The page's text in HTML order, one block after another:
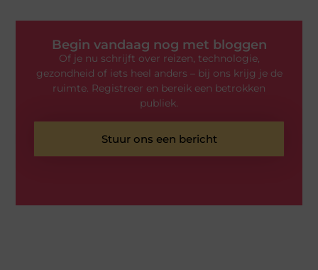
Begin vandaag nog met bloggen
Of je nu schrijft over reizen, technologie,
gezondheid of iets heel anders – bij ons krijg je de
ruimte. Registreer en bereik een betrokken
publiek.
Stuur ons een bericht